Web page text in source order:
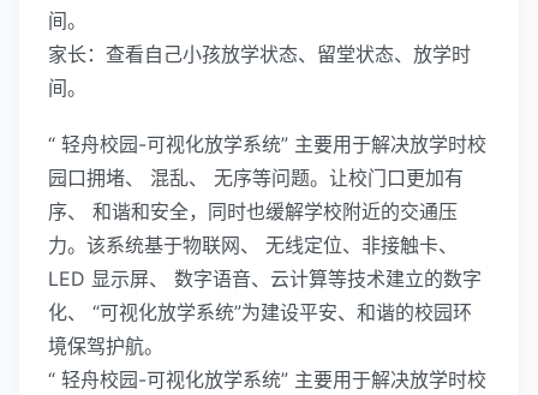
间。
家长：查看自己小孩放学状态、留堂状态、放学时
间。
“ 轻舟校园-可视化放学系统” 主要用于解决放学时校
园口拥堵、 混乱、 无序等问题。让校门口更加有
序、 和谐和安全，同时也缓解学校附近的交通压
力。该系统基于物联网、 无线定位、非接触卡、
LED 显示屏、 数字语音、云计算等技术建立的数字
化、 “可视化放学系统”为建设平安、和谐的校园环
境保驾护航。
“ 轻舟校园-可视化放学系统” 主要用于解决放学时校